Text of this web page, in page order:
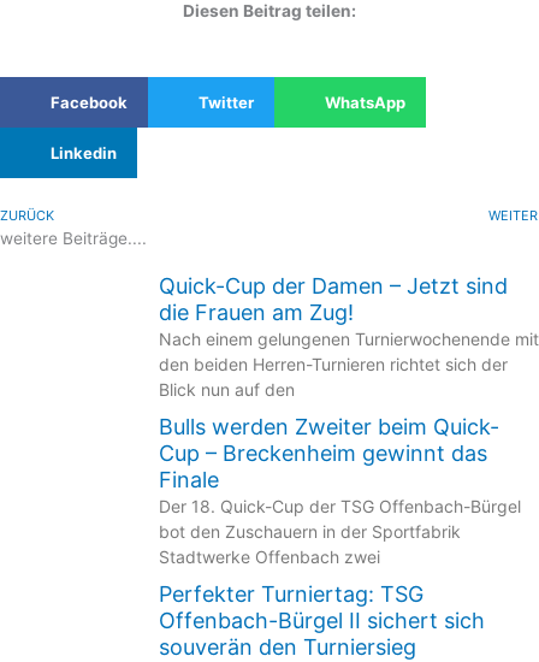
Diesen Beitrag teilen:
Facebook Twitter WhatsApp
Linkedin
ZURÜCK WEITER
weitere Beiträge....
Quick-Cup der Damen – Jetzt sind
die Frauen am Zug!
Nach einem gelungenen Turnierwochenende mit
den beiden Herren-Turnieren richtet sich der
Blick nun auf den
Bulls werden Zweiter beim Quick-
Cup – Breckenheim gewinnt das
Finale
Der 18. Quick-Cup der TSG Offenbach-Bürgel
bot den Zuschauern in der Sportfabrik
Stadtwerke Offenbach zwei
Perfekter Turniertag: TSG
Offenbach-Bürgel II sichert sich
souverän den Turniersieg